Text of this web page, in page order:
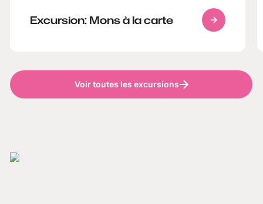
Voir toutes les excursions
Excursion: Mons à la carte